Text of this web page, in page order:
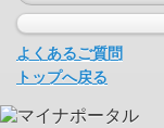
よくあるご質問
トップへ戻る